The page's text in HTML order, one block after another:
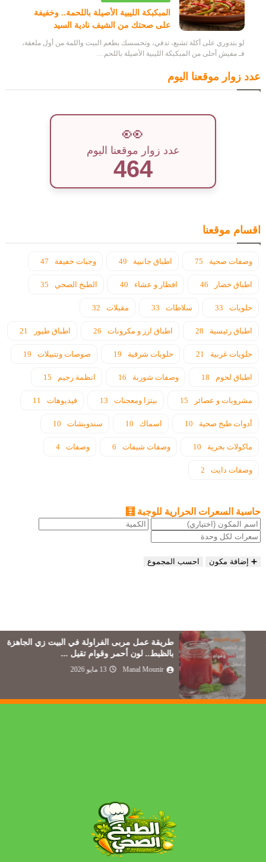
المبكبكة الليبية الأصيلة باللحمة.. وخفيفة
على صحتك من الشيف نادية السيد
لو بتدوري على أكلة تشبع، تدفي، وتحسسك بطعم البيت واللمة من أول ملعقة،
فـ مفيش أحلى من المبكبكة الليبية الأصيلة باللحم…
عدد زوار موقعنا اليوم
👀
عدد زوار موقعنا اليوم
464
اقسام موقعنا
وصفات صحية 75 اطباق جانبية 49 وجبات خفيفة 47
اطباق خضار 46 افطار و عشاء 40 الطبخ الصحي 35
حلويات 33 سلاطات 33 مقبلات 32
اطباق رئيسية 28 اطباق ارز و مكرونات 26 اطباق طيور 21
حلويات غربية 21 حلويات شرقية 19 صوصات وتتبيلات 19
اطباق لحوم 18 وصفات شوربة 16 انظمة رجيم 15
مشروبات و عصائر 15 بيتزا ومعجنات 13 فيديوهات 11
أدوات طبخ صحية 10 اسماك 10 سندويشات 10
ماكولات بحرية 10 وصفات شيفات 6 وصفات 4
وصفات دايت 2
حاسبة السعرات الحرارية للوجبة 🧮
➕ إضافة مكون احسب المجموع
طريقة عمل مربى الفراولة في البيت زي الجاهزة
بالظبط.. لون أحمر وقوام تقيل ...
Manal Mounir 13 مايو 2026